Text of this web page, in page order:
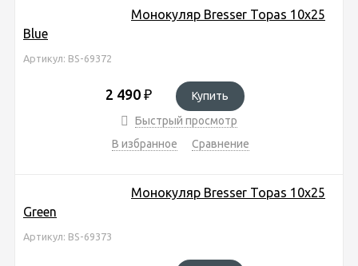
Монокуляр Bresser Topas 10x25
Blue
Артикул: BS-69372
2 490 ₽
Купить
Быстрый просмотр
В избранное
Сравнение
Монокуляр Bresser Topas 10x25
Green
Артикул: BS-69373